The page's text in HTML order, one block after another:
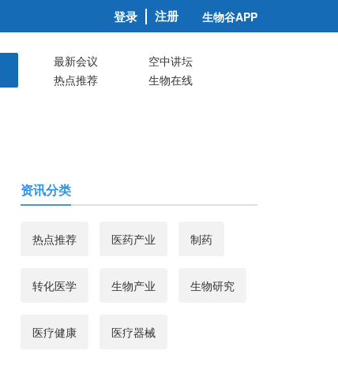
登录 注册 生物谷APP
最新会议
空中讲坛
热点推荐
生物在线
资讯分类
热点推荐 医药产业 制药
转化医学 生物产业 生物研究
医疗健康 医疗器械